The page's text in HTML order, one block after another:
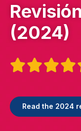
(2024)

Read the 2024